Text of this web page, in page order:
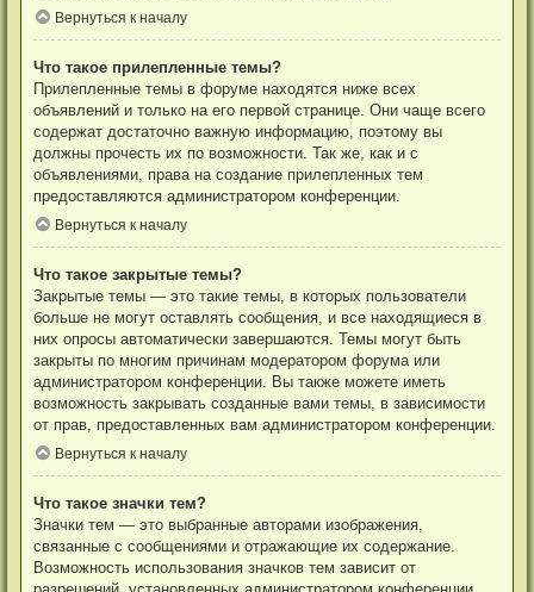
Вернуться к началу
Что такое прилепленные темы?
Прилепленные темы в форуме находятся ниже всех
объявлений и только на его первой странице. Они чаще всего
содержат достаточно важную информацию, поэтому вы
должны прочесть их по возможности. Так же, как и с
объявлениями, права на создание прилепленных тем
предоставляются администратором конференции.
Вернуться к началу
Что такое закрытые темы?
Закрытые темы — это такие темы, в которых пользователи
больше не могут оставлять сообщения, и все находящиеся в
них опросы автоматически завершаются. Темы могут быть
закрыты по многим причинам модератором форума или
администратором конференции. Вы также можете иметь
возможность закрывать созданные вами темы, в зависимости
от прав, предоставленных вам администратором конференции.
Вернуться к началу
Что такое значки тем?
Значки тем — это выбранные авторами изображения,
связанные с сообщениями и отражающие их содержание.
Возможность использования значков тем зависит от